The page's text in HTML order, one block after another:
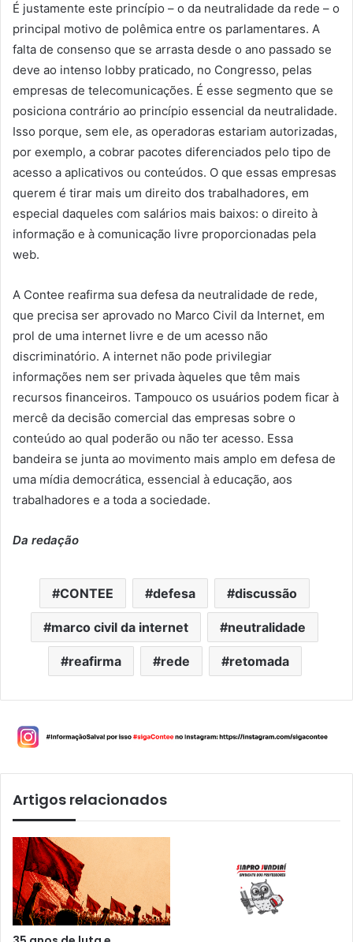
É justamente este princípio – o da neutralidade da rede – o
principal motivo de polêmica entre os parlamentares. A
falta de consenso que se arrasta desde o ano passado se
deve ao intenso lobby praticado, no Congresso, pelas
empresas de telecomunicações. É esse segmento que se
posiciona contrário ao princípio essencial da neutralidade.
Isso porque, sem ele, as operadoras estariam autorizadas,
por exemplo, a cobrar pacotes diferenciados pelo tipo de
acesso a aplicativos ou conteúdos. O que essas empresas
querem é tirar mais um direito dos trabalhadores, em
especial daqueles com salários mais baixos: o direito à
informação e à comunicação livre proporcionadas pela
web.
A Contee reafirma sua defesa da neutralidade de rede,
que precisa ser aprovado no Marco Civil da Internet, em
prol de uma internet livre e de um acesso não
discriminatório. A internet não pode privilegiar
informações nem ser privada àqueles que têm mais
recursos financeiros. Tampouco os usuários podem ficar à
mercê da decisão comercial das empresas sobre o
conteúdo ao qual poderão ou não ter acesso. Essa
bandeira se junta ao movimento mais amplo em defesa de
uma mídia democrática, essencial à educação, aos
trabalhadores e a toda a sociedade.
Da redação
CONTEE defesa discussão
marco civil da internet neutralidade
reafirma rede retomada
Artigos relacionados